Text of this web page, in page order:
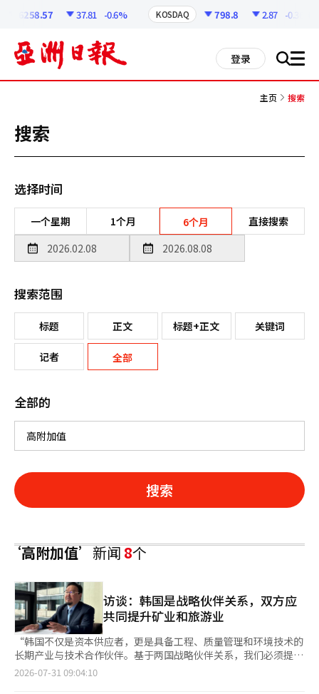
6258.57 37.81 -0.6% KOSDAQ 798.8 2.87 -0.36%
登录 搜 all
主页 搜索
搜索
选择时间
一个星期 1个月 6个月 直接搜索
搜索范围
标题 正文 标题+正文 关键词
记者 全部
全部的
搜索
‘高附加值’新闻8个
访谈：韩国是战略伙伴关系，双方应
共同提升矿业和旅游业
“韩国不仅是资本供应者，更是具备工程、质量管理和环境技术的
长期产业与技术合作伙伴。基于两国战略伙伴关系，我们必须提升
矿业和旅游业的整体价值链。” 被认为是下任蒙古总统有力候选
2026-07-31 09:04:10